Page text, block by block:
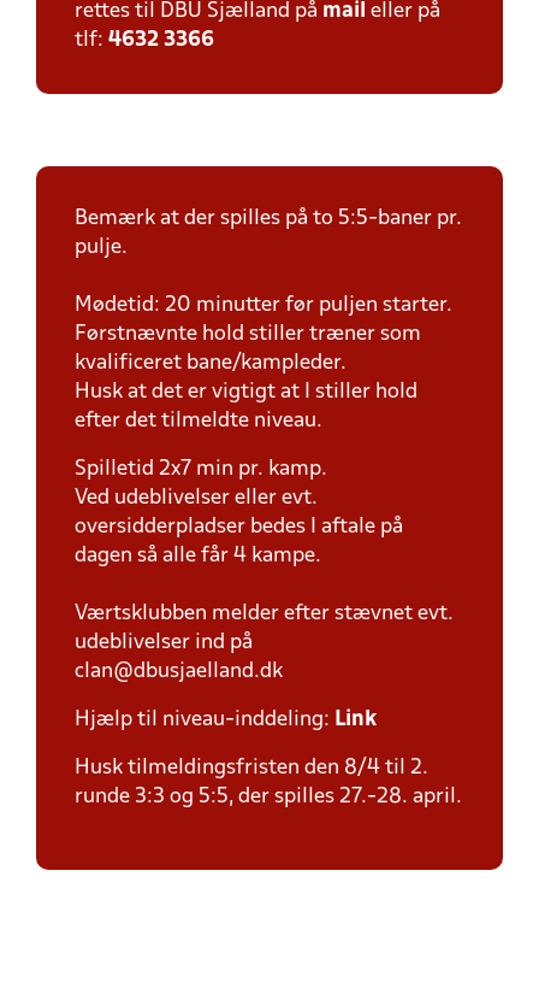
rettes til DBU Sjælland på mail eller på
tlf: 4632 3366
Bemærk at der spilles på to 5:5-baner pr.
pulje.
Mødetid: 20 minutter før puljen starter.
Førstnævnte hold stiller træner som
kvalificeret bane/kampleder.
Husk at det er vigtigt at I stiller hold
efter det tilmeldte niveau.
Spilletid 2x7 min pr. kamp.
Ved udeblivelser eller evt.
oversidderpladser bedes I aftale på
dagen så alle får 4 kampe.
Værtsklubben melder efter stævnet evt.
udeblivelser ind på
clan@dbusjaelland.dk
Hjælp til niveau-inddeling: Link
Husk tilmeldingsfristen den 8/4 til 2.
runde 3:3 og 5:5, der spilles 27.-28. april.